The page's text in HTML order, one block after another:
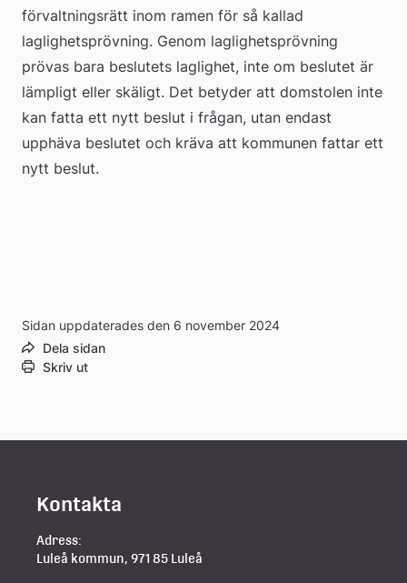
förvaltningsrätt inom ramen för så kallad
laglighetsprövning. Genom laglighetsprövning
prövas bara beslutets laglighet, inte om beslutet är
lämpligt eller skäligt. Det betyder att domstolen inte
kan fatta ett nytt beslut i frågan, utan endast
upphäva beslutet och kräva att kommunen fattar ett
nytt beslut.
Sidan uppdaterades den 6 november 2024
Dela sidan
Skriv ut
Kontakta
Adress:
Luleå kommun, 971 85 Luleå